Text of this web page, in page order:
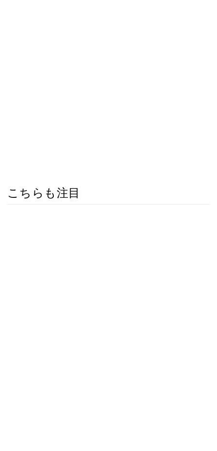
こちらも注目